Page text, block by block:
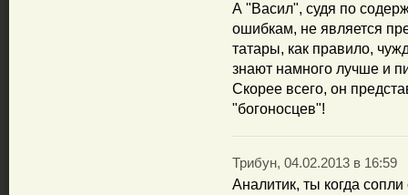
А "Васил", судя по
ошибкам, не является
татары, как правило,
знают намного лучше и
Скорее всего, он
"богоносцев"!
Трибун, 04.02.2013 в 16:59
Аналитик, ты когда